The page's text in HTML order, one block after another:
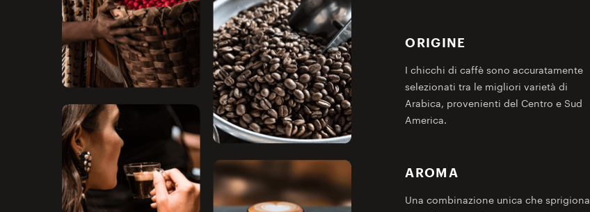
ORIGINE
I chicchi di caffè sono accuratamente
selezionati tra le migliori varietà di
Arabica, provenienti del Centro e Sud
America.
AROMA
Una combinazione unica che sprigiona